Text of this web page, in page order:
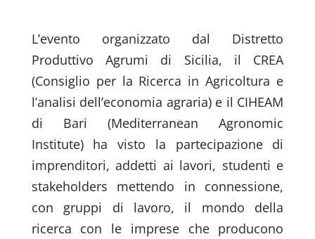
L’evento organizzato dal Distretto
Produttivo Agrumi di Sicilia, il CREA
(Consiglio per la Ricerca in Agricoltura e
l’analisi dell’economia agraria) e il CIHEAM
di Bari (Mediterranean Agronomic
Institute) ha visto la partecipazione di
imprenditori, addetti ai lavori, studenti e
stakeholders mettendo in connessione,
con gruppi di lavoro, il mondo della
ricerca con le imprese che producono